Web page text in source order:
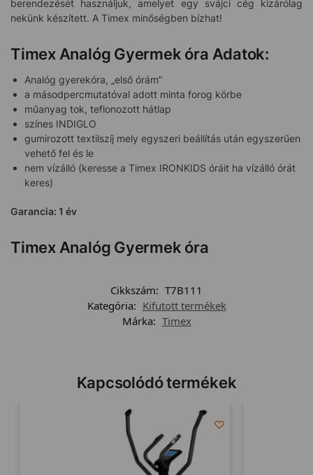
berendezését használjuk, amelyet egy svájci cég kizárólag
nekünk készített. A Timex minőségben bízhat!
Timex Analóg Gyermek óra Adatok:
Analóg gyerekóra, „első órám”
a másodpercmutatóval adott minta forog körbe
műanyag tok, teflonozott hátlap
színes INDIGLO
gumirozott textilszíj mely egyszeri beállítás után egyszerűen
vehető fel és le
nem vízálló (keresse a Timex IRONKIDS óráit ha vízálló órát
keres)
Garancia: 1 év
Timex Analóg Gyermek óra
Cikkszám: T7B111
Kategória: Kifutott termékek
Márka: Timex
Kapcsolódó termékek